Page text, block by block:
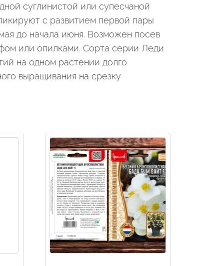
суглинистой или супесчаной
с развитием первой пары
до начала июня. Возможен посев
или опилками. Сорта серии Леди
на одном растении долго
выращивания на срезку